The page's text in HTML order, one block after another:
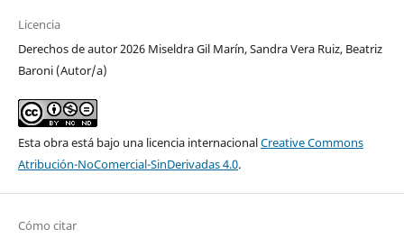
Licencia
Derechos de autor 2026 Miseldra Gil Marín, Sandra Vera Ruiz, Beatriz
Baroni (Autor/a)
Esta obra está bajo una licencia internacionalCreative Commons
Atribución-NoComercial-SinDerivadas 4.0.
Cómo citar